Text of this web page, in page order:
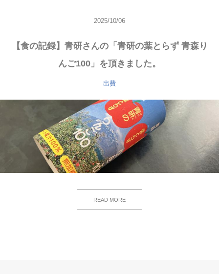
2025/10/06
【食の記録】青研さんの「青研の葉とらず 青森り
んご100」を頂きました。
出費
READ MORE